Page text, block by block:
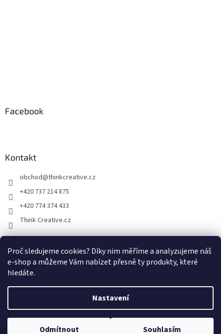
Proč sledujeme cookies? Díky nim měříme a analyzujeme náš
e-shop a můžeme Vám nabízet přesně ty produkty, které
hledáte.
Nastavení
Odmítnout Souhlasím
Facebook
Kontakt
obchod@thinkcreative.cz
+420 737 214 875
+420 774 374 433
Think Creative.cz
Zboží.cz Heureka.cz Facebook
Vytvořil Shoptet
Copyright 2026Svět na dlani, z.s. . Všechna práva vyhrazena.